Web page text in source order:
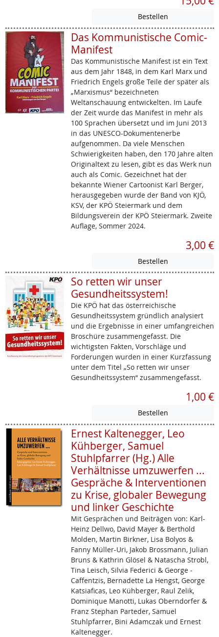
Das Kommunistische Comic-
Manifest
Das Kommunistische Manifest ist ein Text
aus dem Jahr 1848, in dem Karl Marx und
Friedrich Engels große Teile der später als
„Marxismus“ bezeichneten
Weltanschauung entwickelten. Im Laufe
der Zeit wurde das Manifest in mehr als
100 Sprachen übersetzt und im Juni 2013
in das UNESCO-Dokumentenerbe
aufgenommen. Da viele Menschen
Schwierigkeiten haben, den 170 Jahre alten
Originaltext zu lesen, gibt es das Werk nun
auch als Comic. Gezeichnet hat der
bekannte Wiener Cartoonist Karl Berger,
herausgegeben wurde der Band von KJÖ,
KSV, der KPÖ Steiermark und dem
Bildungsverein der KPÖ Steiermark. Zweite
Auflage, Sommer 2024.
3,00 €
So retten wir unser
Gesundheitssystem!
Die KPÖ hat das österreichische
Gesundheitssystem gründlich analysiert
und die Ergebnisse in einer umfangreichen
Broschüre zusammengefasst. Die
wichtigsten Fakten, Vorschläge und
Forderungen wurden in einer Kurzfassung
unter dem Titel „So retten wir unser
Gesundheitssystem“ zusammengefasst.
1,00 €
Ernest Kaltenegger, Leo
Kühberger, Samuel
Stuhlpfarrer (Hg.) Alle
Verhältnisse umzuwerfen ...
Gespräche & Interventionen
zu Krise, globaler Bewegung
und linker Geschichte
Mit Gesprächen und Beiträgen von: Karl-
Heinz ­Dellwo, David Mayer & Berthold
Molden, Martin Birkner, Lisa Bolyos &
Fanny Müller­-Uri, Jakob ­Brossmann, Julian
Bruns & Kathrin Glösel & Natascha Strobl,
Tina Leisch, Silvia Federici & George ­
Caffentzis, Bernadette La Hengst, George
Katsiaficas, Leo Kühberger, Raul Zelik,
Dominique Manotti, Lukas Oberndorfer &
Franz Stephan Parteder, Samuel
Stuhlpfarrer, Bini Adamczak und Ernest
Kaltenegger.